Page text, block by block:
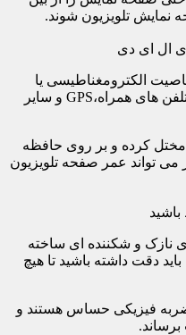
نمایش تلویزیون شوند.
الکترومغناطیسی یا
الکتریسیته ساکن هستند مانند فن ها،تلفن های همراه،GPS و سایر
کرده و بر روی حافظه
می تواند عمر صفحه تلویزیون
نازک و شکننده ای ساخته
باید دقت داشته باشید تا هیچ
فیزیکی حساس هستند و